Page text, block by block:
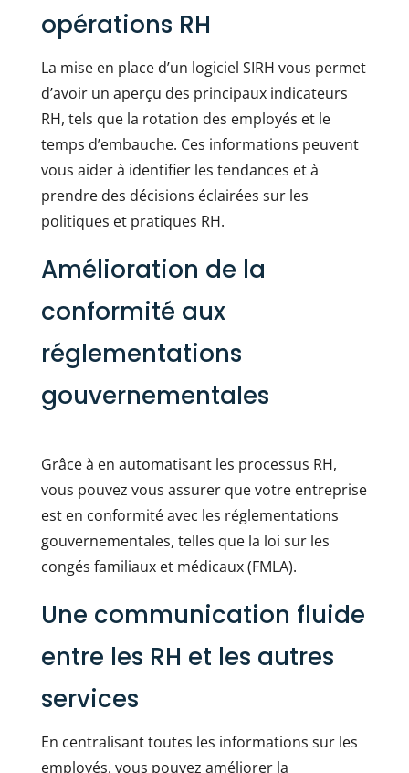
opérations RH
La mise en place d’un logiciel SIRH vous permet
d’avoir un aperçu des principaux indicateurs
RH, tels que la rotation des employés et le
temps d’embauche. Ces informations peuvent
vous aider à identifier les tendances et à
prendre des décisions éclairées sur les
politiques et pratiques RH.
Amélioration de la
conformité aux
réglementations
gouvernementales
Grâce à en automatisant les processus RH,
vous pouvez vous assurer que votre entreprise
est en conformité avec les réglementations
gouvernementales, telles que la loi sur les
congés familiaux et médicaux (FMLA).
Une communication fluide
entre les RH et les autres
services
En centralisant toutes les informations sur les
employés, vous pouvez améliorer la